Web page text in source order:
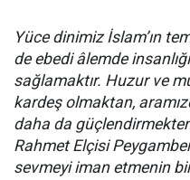
Yüce dinimiz İslam’ın
de ebedi âlemde
sağlamaktır. Huzur ve
kardeş olmaktan,
daha da
Rahmet Elçisi
sevmeyi iman etmenin